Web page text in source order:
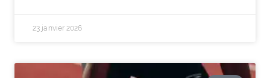
23 janvier 2026